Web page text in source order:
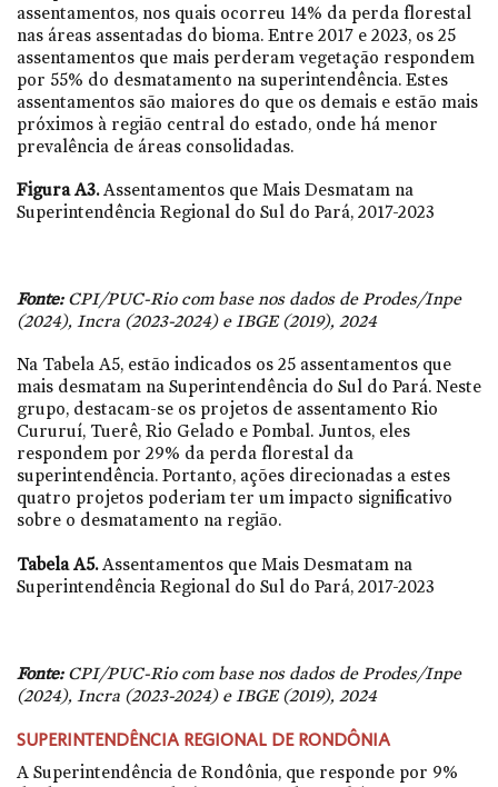
assentamentos, nos quais ocorreu 14% da perda florestal
nas áreas assentadas do bioma. Entre 2017 e 2023, os 25
assentamentos que mais perderam vegetação respondem
por 55% do desmatamento na superintendência. Estes
assentamentos são maiores do que os demais e estão mais
próximos à região central do estado, onde há menor
prevalência de áreas consolidadas.
Figura A3.Assentamentos que Mais Desmatam na
Superintendência Regional do Sul do Pará, 2017-2023
Fonte:CPI/PUC-Rio com base nos dados de Prodes/Inpe
(2024), Incra (2023-2024) e IBGE (2019), 2024
Na Tabela A5, estão indicados os 25 assentamentos que
mais desmatam na Superintendência do Sul do Pará. Neste
grupo, destacam-se os projetos de assentamento Rio
Cururuí, Tuerê, Rio Gelado e Pombal. Juntos, eles
respondem por 29% da perda florestal da
superintendência. Portanto, ações direcionadas a estes
quatro projetos poderiam ter um impacto significativo
sobre o desmatamento na região.
Tabela A5.Assentamentos que Mais Desmatam na
Superintendência Regional do Sul do Pará, 2017-2023
Fonte:CPI/PUC-Rio com base nos dados de Prodes/Inpe
(2024), Incra (2023-2024) e IBGE (2019), 2024
SUPERINTENDÊNCIA REGIONAL DE RONDÔNIA
A Superintendência de Rondônia, que responde por 9%